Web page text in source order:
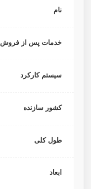
نام
خدمات پس از فروش
سیستم کارکرد
کشور سازنده
طول کلی
ابعاد